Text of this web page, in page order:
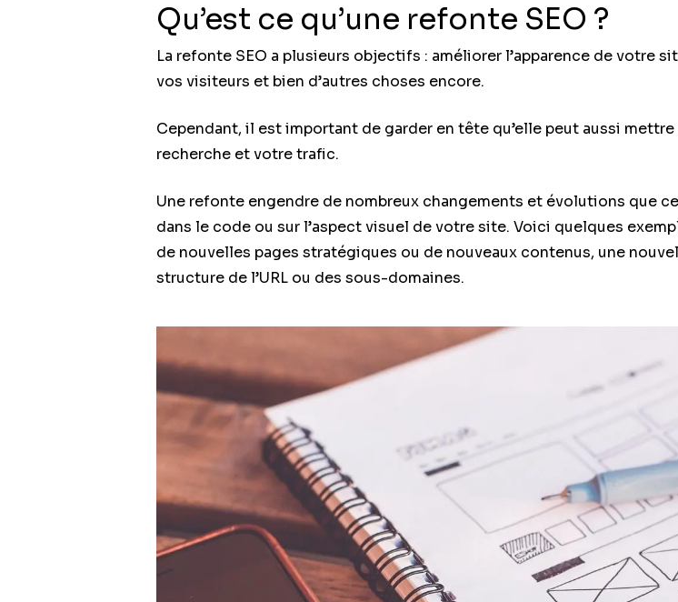
Qu’est ce qu’une refonte SEO ?
La refonte SEO a plusieurs objectifs : améliorer l’apparence de votre
vos visiteurs et bien d’autres choses encore.
Cependant, il est important de garder en tête qu’elle peut aussi
recherche et votre trafic.
Une refonte engendre de nombreux changements et évolutions que
dans le code ou sur l’aspect visuel de votre site. Voici quelques
de nouvelles pages stratégiques ou de nouveaux contenus, une
structure de l’URL ou des sous-domaines.